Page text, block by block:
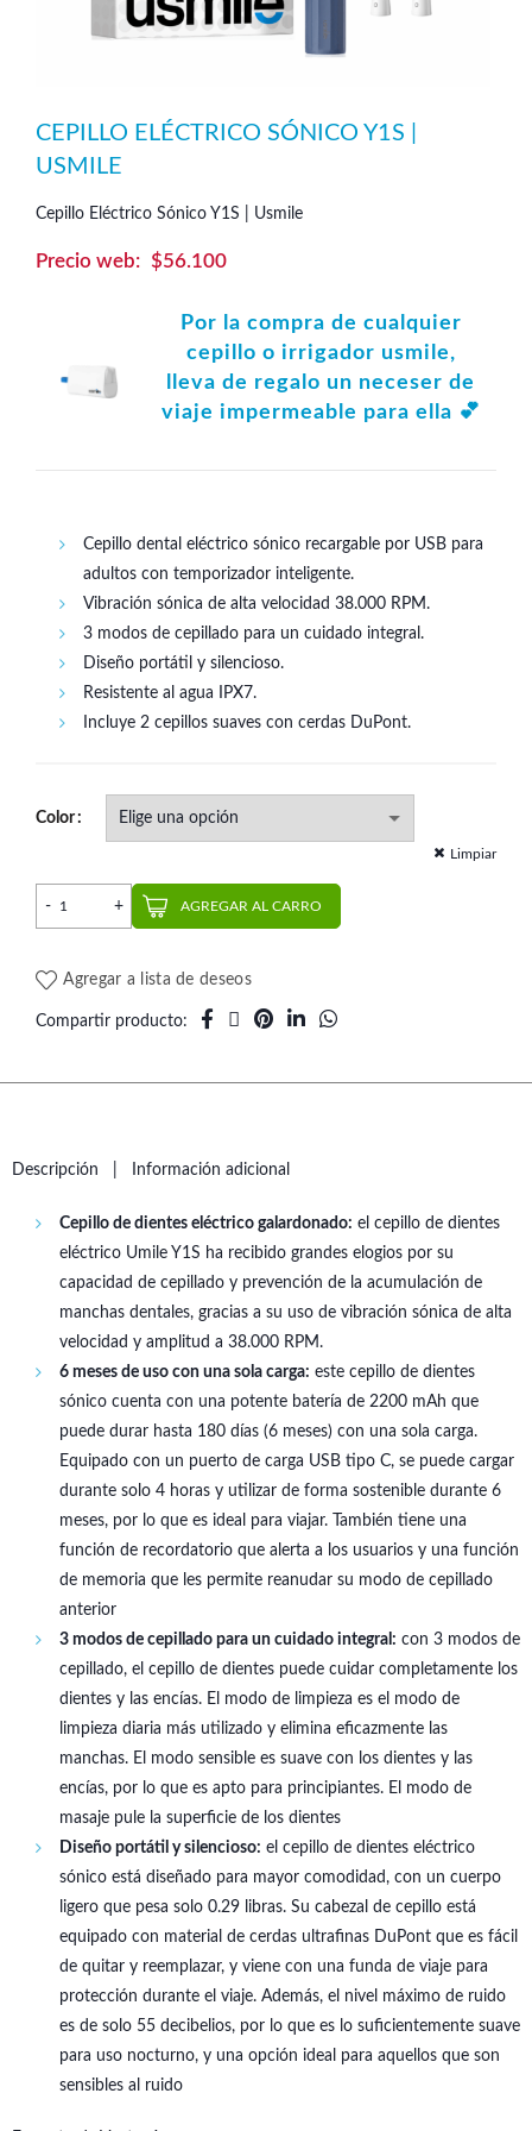
CEPILLO ELÉCTRICO SÓNICO Y1S |
USMILE
Cepillo Eléctrico Sónico Y1S | Usmile
$56.100
Por la compra de cualquier
cepillo o irrigador usmile,
lleva de regalo un neceser de
viaje impermeable para ella 💕
Cepillo dental eléctrico sónico recargable por USB para
adultos con temporizador inteligente.
Vibración sónica de alta velocidad 38.000 RPM.
3 modos de cepillado para un cuidado integral.
Diseño portátil y silencioso.
Resistente al agua IPX7.
Incluye 2 cepillos suaves con cerdas DuPont.
Color
Limpiar
Cepillo Eléctrico Sónico Y1S | Usmile cantidad
AGREGAR AL CARRO
Agregar a lista de deseos
Compartir producto
Descripción Información adicional
Cepillo de dientes eléctrico galardonado: el cepillo de dientes
eléctrico Umile Y1S ha recibido grandes elogios por su
capacidad de cepillado y prevención de la acumulación de
manchas dentales, gracias a su uso de vibración sónica de alta
velocidad y amplitud a 38.000 RPM.
6 meses de uso con una sola carga: este cepillo de dientes
sónico cuenta con una potente batería de 2200 mAh que
puede durar hasta 180 días (6 meses) con una sola carga.
Equipado con un puerto de carga USB tipo C, se puede cargar
durante solo 4 horas y utilizar de forma sostenible durante 6
meses, por lo que es ideal para viajar. También tiene una
función de recordatorio que alerta a los usuarios y una función
de memoria que les permite reanudar su modo de cepillado
anterior
3 modos de cepillado para un cuidado integral: con 3 modos de
cepillado, el cepillo de dientes puede cuidar completamente los
dientes y las encías. El modo de limpieza es el modo de
limpieza diaria más utilizado y elimina eficazmente las
manchas. El modo sensible es suave con los dientes y las
encías, por lo que es apto para principiantes. El modo de
masaje pule la superficie de los dientes
Diseño portátil y silencioso: el cepillo de dientes eléctrico
sónico está diseñado para mayor comodidad, con un cuerpo
ligero que pesa solo 0.29 libras. Su cabezal de cepillo está
equipado con material de cerdas ultrafinas DuPont que es fácil
de quitar y reemplazar, y viene con una funda de viaje para
protección durante el viaje. Además, el nivel máximo de ruido
es de solo 55 decibelios, por lo que es lo suficientemente suave
para uso nocturno, y una opción ideal para aquellos que son
sensibles al ruido